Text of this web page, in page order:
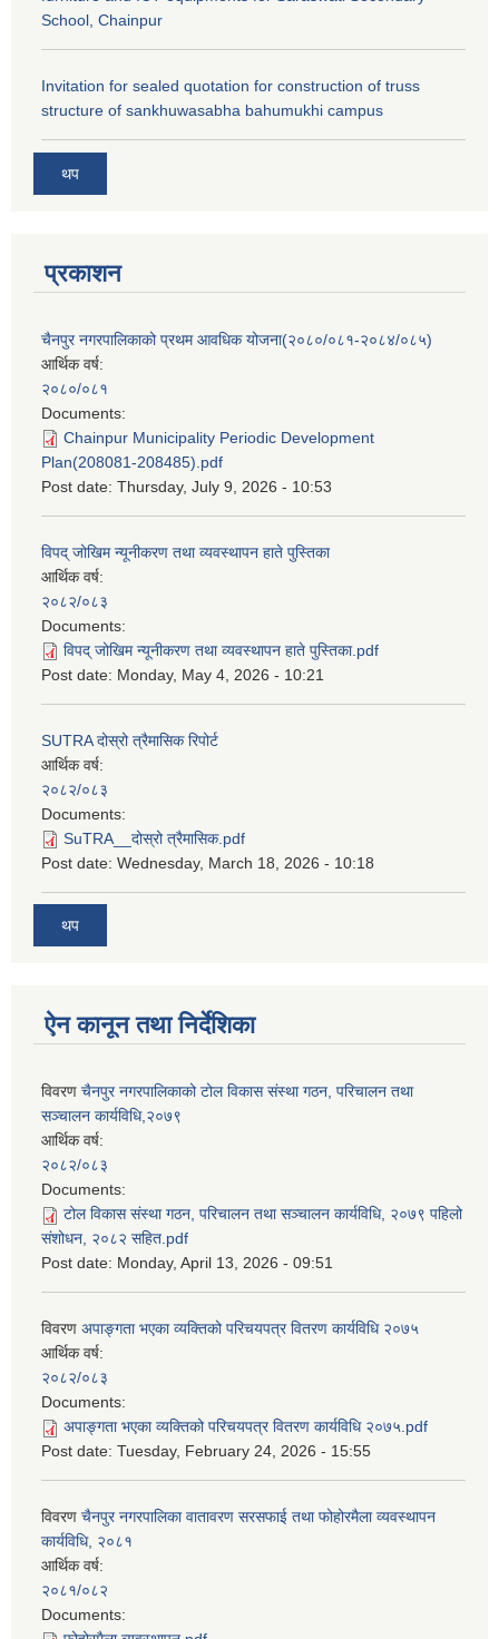
School, Chainpur
Invitation for sealed quotation for construction of truss
structure of sankhuwasabha bahumukhi campus
थप
प्रकाशन
चैनपुर नगरपालिकाको प्रथम आवधिक योजना(२०८०/०८१-२०८४/०८५)
आर्थिक वर्ष:
२०८०/०८१
Documents:
Chainpur Municipality Periodic Development
Plan(208081-208485).pdf
Post date: Thursday, July 9, 2026 - 10:53
विपद् जोखिम न्यूनीकरण तथा व्यवस्थापन हाते पुस्तिका
आर्थिक वर्ष:
२०८२/०८३
Documents:
विपद् जोखिम न्यूनीकरण तथा व्यवस्थापन हाते पुस्तिका.pdf
Post date: Monday, May 4, 2026 - 10:21
SUTRA दोस्रो त्रैमासिक रिपोर्ट
आर्थिक वर्ष:
२०८२/०८३
Documents:
SuTRA__दोस्रो त्रैमासिक.pdf
Post date: Wednesday, March 18, 2026 - 10:18
थप
ऐन कानून तथा निर्देशिका
विवरण चैनपुर नगरपालिकाको टोल विकास संस्था गठन, परिचालन तथा
सञ्चालन कार्यविधि,२०७९
आर्थिक वर्ष:
२०८२/०८३
Documents:
टोल विकास संस्था गठन, परिचालन तथा सञ्चालन कार्यविधि, २०७९ पहिलो
संशोधन, २०८२ सहित.pdf
Post date: Monday, April 13, 2026 - 09:51
विवरण अपाङ्गता भएका व्यक्तिको परिचयपत्र वितरण कार्यविधि २०७५
आर्थिक वर्ष:
२०८२/०८३
Documents:
अपाङ्गता भएका व्यक्तिको परिचयपत्र वितरण कार्यविधि २०७५.pdf
Post date: Tuesday, February 24, 2026 - 15:55
विवरण चैनपुर नगरपालिका वातावरण सरसफाई तथा फोहोरमैला व्यवस्थापन
कार्यविधि, २०८१
आर्थिक वर्ष:
२०८१/०८२
Documents: